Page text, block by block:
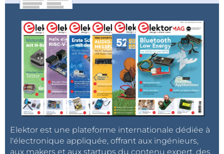
Elektor est une plateforme internationale dédiée à
l'électronique appliquée, offrant aux ingénieurs,
aux makers et aux startups du contenu expert, des